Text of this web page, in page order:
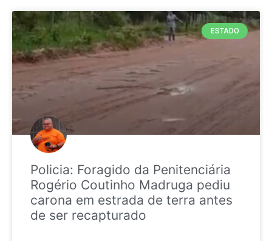
ESTADO
Policia: Foragido da Penitenciária
Rogério Coutinho Madruga pediu
carona em estrada de terra antes
de ser recapturado